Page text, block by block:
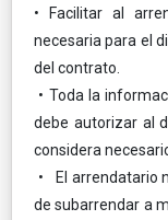
• Facilitar al
necesaria para el
del contrato.
• Toda la
debe autorizar al
considera
• El arrendatario
de subarrendar a